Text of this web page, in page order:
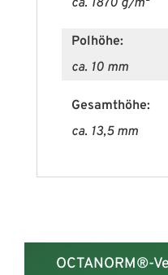
ca. 1870 g/m²
Polhöhe:
ca. 10 mm
Gesamthöhe:
ca. 13,5 mm
OCTANORM®-